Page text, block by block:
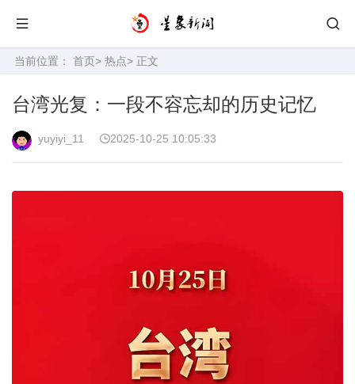
当前位置： 首页> 热点> 正文
台湾光复：一段不容忘却的历史记忆
yuyiyi_11 2025-10-25 10:05:33